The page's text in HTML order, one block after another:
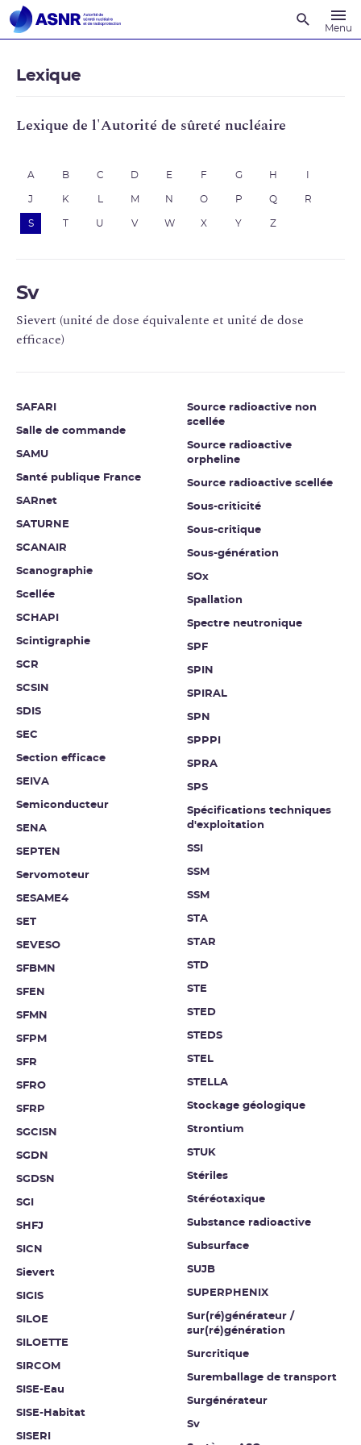
Menu
Lexique
Lexique de l'Autorité de sûreté nucléaire
A B C D E F G H
J K M N O P Q R
S U V W X Y Z
Sv
Sievert (unité de dose équivalente et unité de dose
efficace)
SAFARI
Salle de commande
SAMU
Santé publique France
SARnet
SATURNE
SCANAIR
Scanographie
Scellée
SCHAPI
Scintigraphie
SCR
SCSIN
SDIS
SEC
Section efficace
SEIVA
Semiconducteur
SENA
SEPTEN
Servomoteur
SESAME4
SET
SEVESO
SFBMN
SFEN
SFMN
SFPM
SFR
SFRO
SFRP
SGCISN
SGDN
SGDSN
SGI
SHFJ
SICN
Sievert
SIGIS
SILOE
SILOETTE
SIRCOM
SISE-Eau
SISE-Habitat
SISERI
Source radioactive non
scellée
Source radioactive
orpheline
Source radioactive scellée
Sous-criticité
Sous-critique
Sous-génération
SOx
Spallation
Spectre neutronique
SPF
SPIN
SPIRAL
SPN
SPPPI
SPRA
SPS
Spécifications techniques
d'exploitation
SSI
SSM
SSM
STA
STAR
STD
STE
STED
STEDS
STEL
STELLA
Stockage géologique
Strontium
STUK
Stériles
Stéréotaxique
Substance radioactive
Subsurface
SUJB
SUPERPHENIX
Sur(ré)générateur /
sur(ré)génération
Surcritique
Suremballage de transport
Surgénérateur
Sv